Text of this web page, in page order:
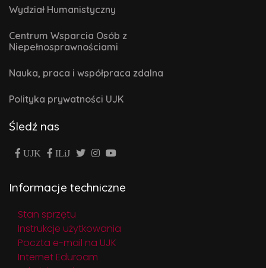
Wydział Humanistyczny
Centrum Wsparcia Osób z
Niepełnosprawnościami
Nauka, praca i współpraca zdalna
Polityka prywatności UJK
Śledź nas
UJK ILiJ
Informacje techniczne
Stan sprzętu
Instrukcje użytkowania
Poczta e-mail na UJK
Internet Eduroam